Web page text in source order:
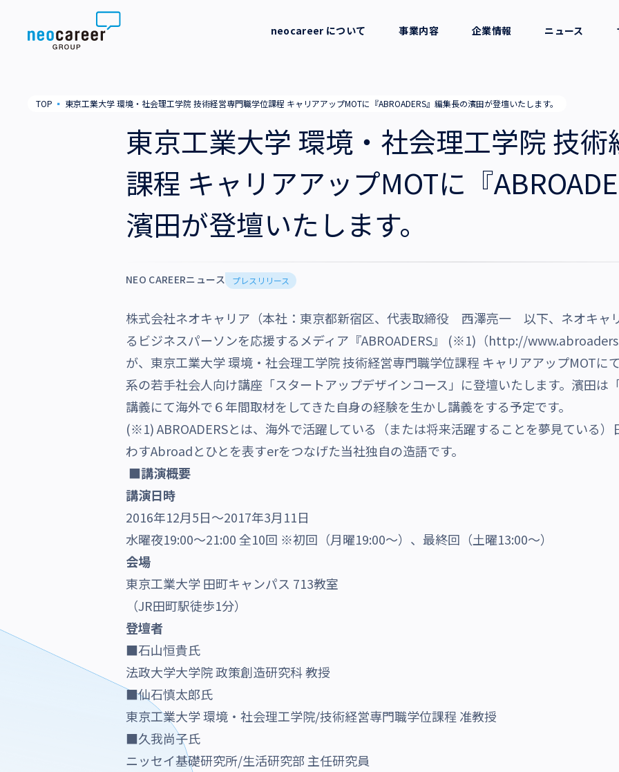
neocareer について
私たちの考え方
事業内容
就労支援
企業情報
役員一覧
拠点一覧
ニュース
TOP ▪ 東京工業大学 環境・社会理工学院 技術経営専門職学位課程 キャリアアップMOTに『ABROADERS』編集長の濱田が登壇いたします。
東京工業大学 環境・社会理工学院 技
課程 キャリアアップMOTに『
濱田が登壇いたします。
NEO CAREERニュース プレスリリース
株式会社ネオキャリア（本社：東京都新宿区、代表取締役 西澤亮一 以下、ネオキャ
るビジネスパーソンを応援するメディア『ABROADERS』 (※1)（http://
が、東京工業大学 環境・社会理工学院 技術経営専門職学位課程 キャリアアップMOTに
系の若手社会人向け講座「スタートアップデザインコース」に登壇いたします。濱田は
講義にて海外で６年間取材をしてきた自身の経験を生かし講義をする予定です。
(※1) ABROADERSとは、海外で活躍している（または将来活躍することを夢見ている
わすAbroadとひとを表すerをつなげた当社独自の造語です。
■講演概要
講演日時
2016年12月5日～2017年3月11日
水曜夜19:00～21:00 全10回 ※初回（月曜19:00～）、最終回（土曜13:00～）
会場
東京工業大学 田町キャンパス 713教室
（JR田町駅徒歩1分）
登壇者
■石山恒貴氏
法政大学大学院 政策創造研究科 教授
■仙石慎太郎氏
東京工業大学 環境・社会理工学院/技術経営専門職学位課程 准教授
■久我尚子氏
ニッセイ基礎研究所/生活研究部 主任研究員